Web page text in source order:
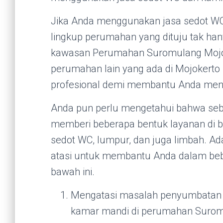
Jika Anda menggunakan jasa sedot
lingkup perumahan yang dituju tak
kawasan Perumahan Suromulang
perumahan lain yang ada di
profesional demi membantu Anda
Anda pun perlu mengetahui bahwa
memberi beberapa bentuk layanan di
sedot WC, lumpur, dan juga limbah.
atasi untuk membantu Anda dalam
bawah ini.
Mengatasi masalah
kamar mandi di perumahan